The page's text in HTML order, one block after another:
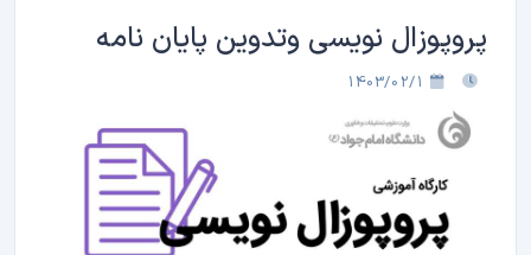
پروپوزال نویسی وتدوین پایان نامه